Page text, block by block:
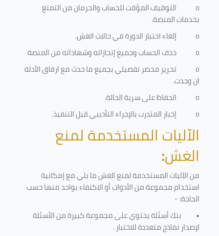
o
التوقيف المؤقت للحساب والحرمان من التمتع
بخدمات المنصة.
o
إلغاء اختبار الدورة في حالات الغش.
o
حذف الحساب وجميع إنجازاته وشهاداته من المنصة
o
تحرير محضر تفصيلي بجميع ما حدث مع ارفاق الأدلة
ان وجدت.
o
الحفاظ على سرية الحالة.
o
إخبار المتدرب بالإجراء التأديبي قبل التنفيذ.
الآليات المستخدمة لمنع
الغش:
من الآليات المستخدمة لمنع الغش ما يلي مع إمكانية
استخدام مجموعة من الأدوات أو الاكتفاء بواحد منها حسب
الحاجة: -
• بنك أسئلة يحتوي على مجموعة كبيرة من الأسئلة
لإصدار نماذج متعددة للاختبار.